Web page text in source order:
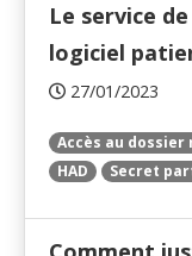
Le service
logiciel
27/01/2023
Accès au dossier
HAD
Secret